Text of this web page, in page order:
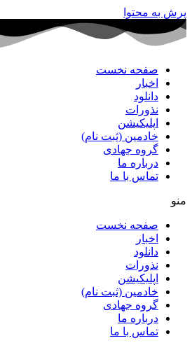
پرش به محتوا
صفحه نخست
اخبار
دانلود
نذورات
اپلیکیشن
خادمین (ثبت نام)
گروه جهادی
درباره ما
تماس با ما
منو
صفحه نخست
اخبار
دانلود
نذورات
اپلیکیشن
خادمین (ثبت نام)
گروه جهادی
درباره ما
تماس با ما